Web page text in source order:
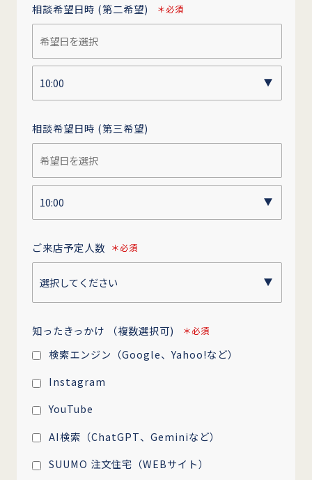
相談希望日時 (第二希望) ＊必須
相談希望日時 (第三希望)
ご来店予定人数 ＊必須
知ったきっかけ （複数選択可) ＊必須
検索エンジン（Google、Yahoo!など）
Instagram
YouTube
AI検索（ChatGPT、Geminiなど）
SUUMO 注文住宅（WEBサイト）